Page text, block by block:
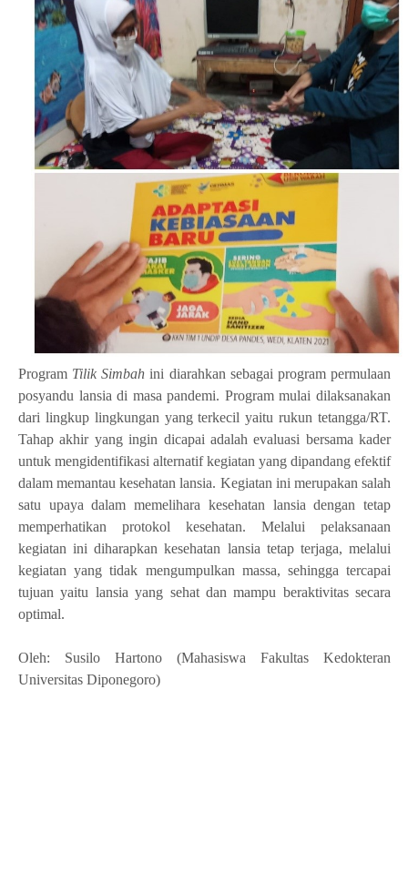
Program Tilik Simbah ini diarahkan sebagai program permulaan
posyandu lansia di masa pandemi. Program mulai dilaksanakan
dari lingkup lingkungan yang terkecil yaitu rukun tetangga/RT.
Tahap akhir yang ingin dicapai adalah evaluasi bersama kader
untuk mengidentifikasi alternatif kegiatan yang dipandang efektif
dalam memantau kesehatan lansia. Kegiatan ini merupakan salah
satu upaya dalam memelihara kesehatan lansia dengan tetap
memperhatikan protokol kesehatan. Melalui pelaksanaan
kegiatan ini diharapkan kesehatan lansia tetap terjaga, melalui
kegiatan yang tidak mengumpulkan massa, sehingga tercapai
tujuan yaitu lansia yang sehat dan mampu beraktivitas secara
optimal.
Oleh: Susilo Hartono (Mahasiswa Fakultas Kedokteran
Universitas Diponegoro)